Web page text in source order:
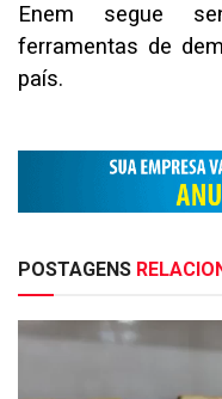
Enem segue
ferramentas de
país.
POSTAGENS